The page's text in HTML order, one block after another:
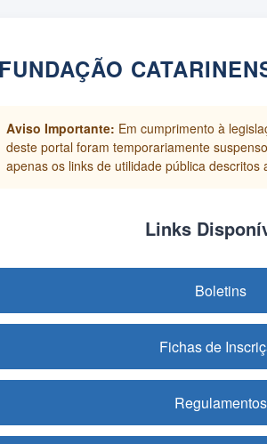
FUNDAÇÃO
Aviso Importante: Em cumprimento à
deste portal foram temporariamente
apenas os links de utilidade pública descritos
Links
Boletins
Fichas de
Regulamentos